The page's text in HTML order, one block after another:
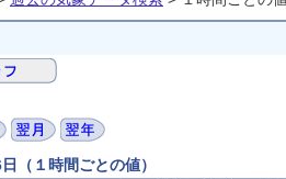
（１時間ごとの値）